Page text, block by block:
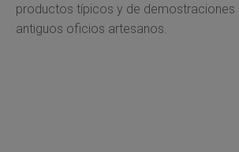
productos típicos y de demostraciones
antiguos oficios artesanos.